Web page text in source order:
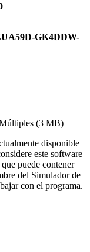
GK4DDW-
(3 MB)
disponible
este software
puede contener
del Simulador de
con el programa.